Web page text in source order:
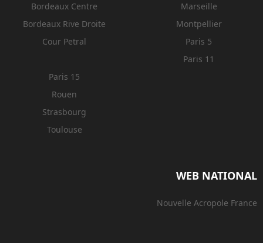
Bordeaux Centre
Bordeaux Rive Droite
Cour Petral
Marseille
Montpellier
Paris 5
Paris 11
Paris 15
Rouen
Strasbourg
Toulouse
WEB NATIONAL
Nouvelle Acropole France